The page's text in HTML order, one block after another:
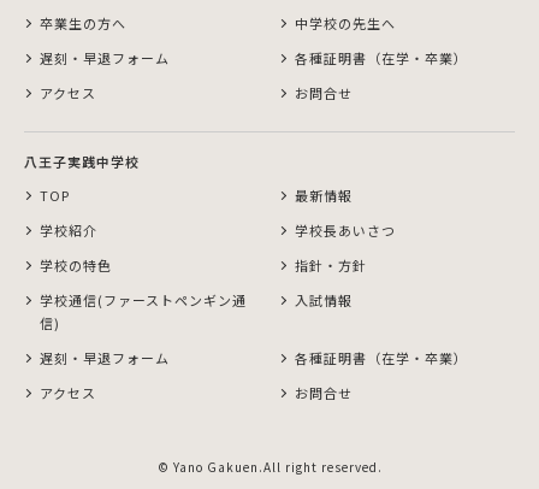
卒業生の方へ
中学校の先生へ
遅刻・早退フォーム
各種証明書（在学・卒業）
アクセス
お問合せ
八王子実践中学校
TOP
最新情報
学校紹介
学校長あいさつ
学校の特色
指針・方針
学校通信(ファーストペンギン通
信)
入試情報
遅刻・早退フォーム
各種証明書（在学・卒業）
アクセス
お問合せ
© Yano Gakuen.All right reserved.